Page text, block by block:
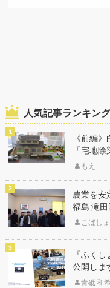
人気記事ランキング
《前編
「宅地
もえ
農業を安
福島 滝
こばし
『ふく
公開しま
青砥 和